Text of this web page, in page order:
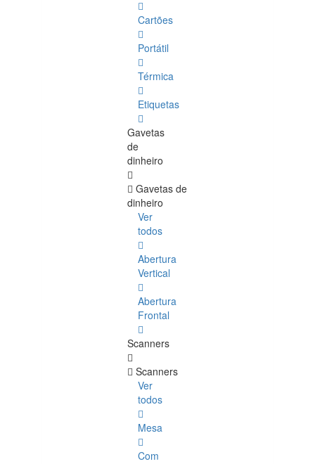
Cartões
Portátil
Térmica
Etiquetas
Gavetas
de
dinheiro
Gavetas de
dinheiro
Ver
todos
Abertura
Vertical
Abertura
Frontal
Scanners
Scanners
Ver
todos
Mesa
Com